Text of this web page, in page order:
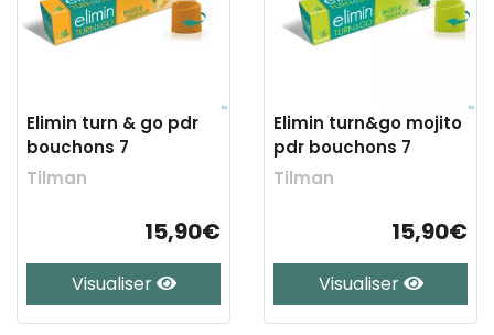
Elimin turn & go pdr
bouchons 7
Tilman
15,90€
Visualiser
Elimin turn&go mojito
pdr bouchons 7
Tilman
15,90€
Visualiser